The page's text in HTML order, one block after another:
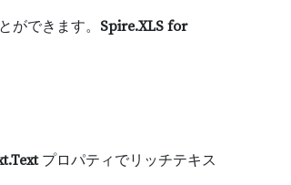
できます。 Spire.XLS for
プロパティでリッチテキス